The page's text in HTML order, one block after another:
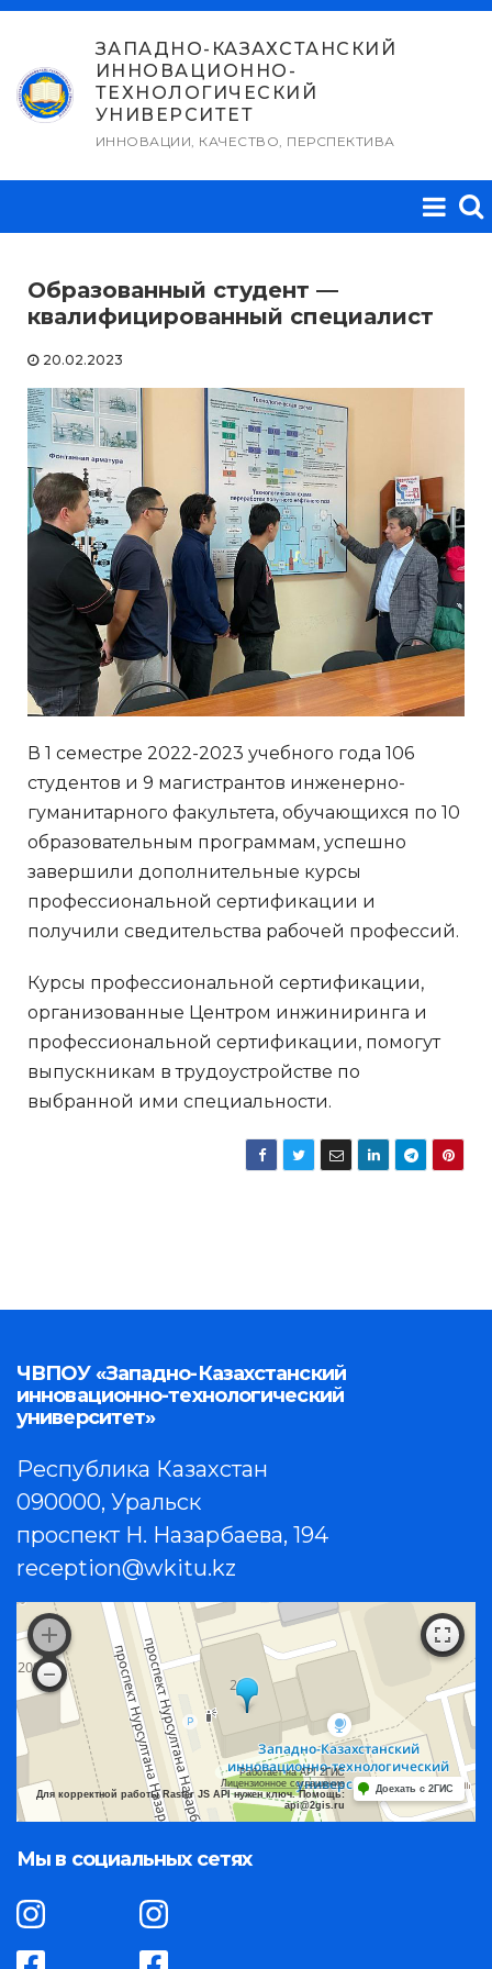
Перейти
содержимому
ЗАПАДНО-КАЗАХСТАНСКИЙ
ИННОВАЦИОННО-
ТЕХНОЛОГИЧЕСКИЙ
УНИВЕРСИТЕТ
ИННОВАЦИИ, КАЧЕСТВО, ПЕРСПЕКТИВА
Образованный студент —
квалифицированный специалист
20.02.2023
В 1 семестре 2022-2023 учебного года 106
студентов и 9 магистрантов инженерно-
гуманитарного факультета, обучающихся по 10
образовательным программам, успешно
завершили дополнительные курсы
профессиональной сертификации и
получили сведительства рабочей профессий.
Курсы профессиональной сертификации,
организованные Центром инжиниринга и
профессиональной сертификации, помогут
выпускникам в трудоустройстве по
выбранной ими специальности.
ЧВПОУ «Западно-Казахстанский
инновационно-технологический
университет»
Республика Казахстан
090000, Уральск
проспект Н. Назарбаева, 194
reception@wkitu.kz
Работает на API 2ГИС
Лицензионное соглашение
Для корректной работы Raster JS API нужен ключ. Помощь:
api@2gis.ru
Доехать с 2ГИС
Мы в социальных сетях